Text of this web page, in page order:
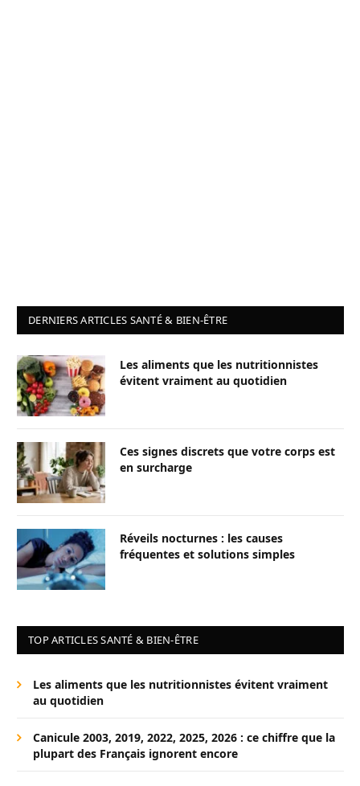
DERNIERS ARTICLES SANTÉ & BIEN-ÊTRE
Les aliments que les nutritionnistes
évitent vraiment au quotidien
Ces signes discrets que votre corps est
en surcharge
Réveils nocturnes : les causes
fréquentes et solutions simples
TOP ARTICLES SANTÉ & BIEN-ÊTRE
Les aliments que les nutritionnistes évitent vraiment
au quotidien
Canicule 2003, 2019, 2022, 2025, 2026 : ce chiffre que la
plupart des Français ignorent encore